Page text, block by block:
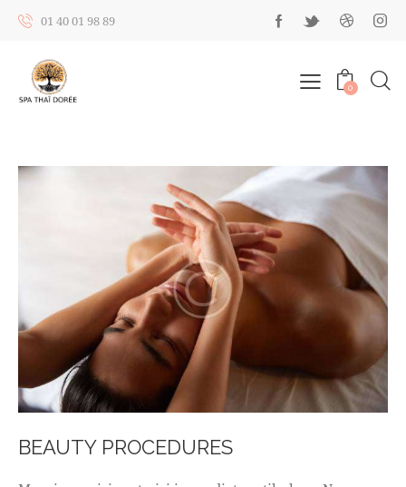
01 40 01 98 89
0
BEAUTY PROCEDURES